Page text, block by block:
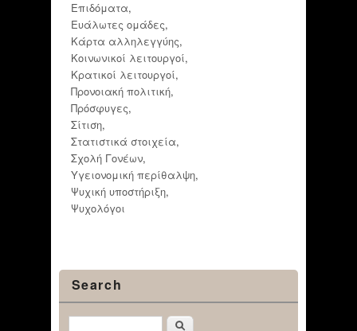
Επιδόματα,
Ευάλωτες ομάδες,
Κάρτα αλληλεγγύης,
Κοινωνικοί λειτουργοί,
Κρατικοί λειτουργοί,
Προνοιακή πολιτική,
Πρόσφυγες,
Σίτιση,
Στατιστικά στοιχεία,
Σχολή Γονέων,
Υγειονομική περίθαλψη,
Ψυχική υποστήριξη,
Ψυχολόγοι
Search
Αναζήτηση